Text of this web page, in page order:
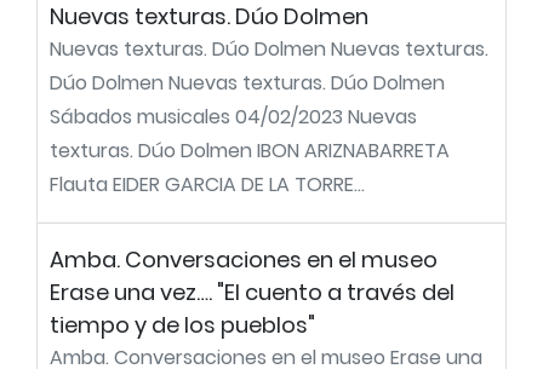
Nuevas texturas. Dúo Dolmen
Nuevas texturas. Dúo Dolmen Nuevas texturas.
Dúo Dolmen Nuevas texturas. Dúo Dolmen
Sábados musicales 04/02/2023 Nuevas
texturas. Dúo Dolmen IBON ARIZNABARRETA
Flauta EIDER GARCIA DE LA TORRE...
Amba. Conversaciones en el museo
Erase una vez…. "El cuento a través del
tiempo y de los pueblos"
Amba. Conversaciones en el museo Erase una